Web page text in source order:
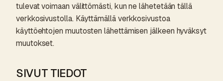
tulevat voimaan välittömästi, kun ne lähetetään tällä
verkkosivustolla. Käyttämällä verkkosivustoa
käyttöehtojen muutosten lähettämisen jälkeen hyväksyt
muutokset.
SIVUT TIEDOT